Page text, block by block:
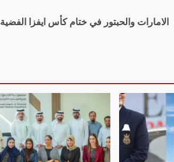
الامارات والحبتور في ختام كأس ايفزا الفضية 2021 اليوم